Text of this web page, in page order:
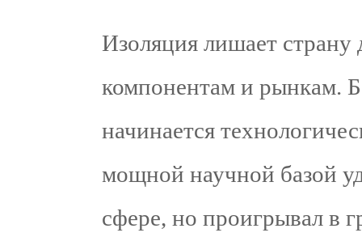
Изоляция лишает страну
компонентам и рынкам.
начинается
мощной научной базой
сфере, но проигрывал в